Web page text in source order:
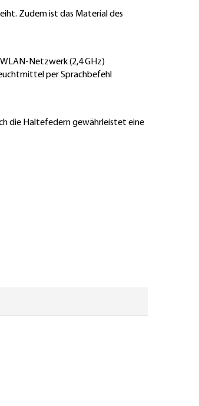
Zudem ist das Material des
Netzwerk (2,4 GHz)
per Sprachbefehl
die Haltefedern gewährleistet eine